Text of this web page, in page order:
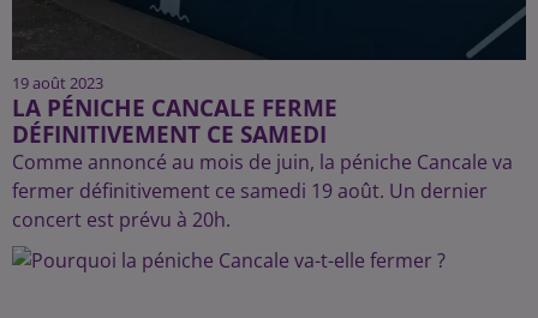
19 août 2023
LA PÉNICHE CANCALE FERME
DÉFINITIVEMENT CE SAMEDI
Comme annoncé au mois de juin, la péniche Cancale va
fermer définitivement ce samedi 19 août. Un dernier
concert est prévu à 20h.